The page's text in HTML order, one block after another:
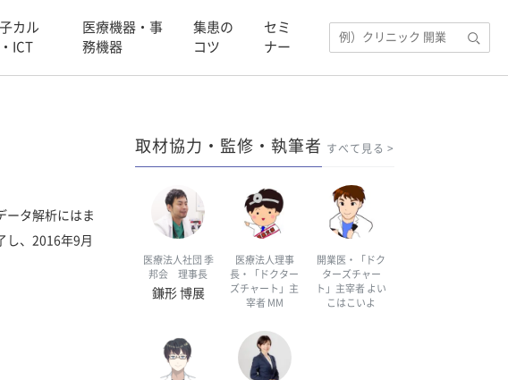
カル
ICT
医療機器・事
務機器
集患の
コツ
セミ
ナー
ータ解析にはま
し、2016年9月
取材協力・監修・執筆者 すべて見る
医療法人社団 季
邦会 理事長
鎌形 博展
医療法人理事
長・「ドクター
ズチャート」主
宰者 MM
開業医・「ドク
ターズチャー
ト」主宰者 よい
こはこいよ